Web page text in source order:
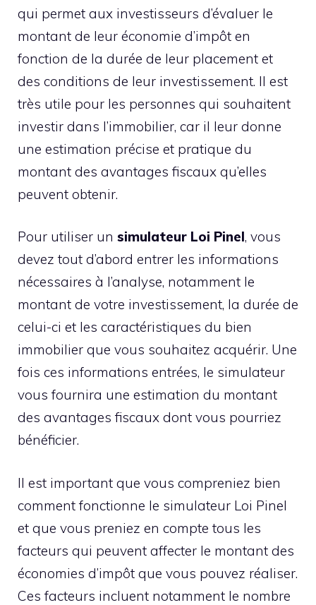
qui permet aux investisseurs d’évaluer le
montant de leur économie d’impôt en
fonction de la durée de leur placement et
des conditions de leur investissement. Il est
très utile pour les personnes qui souhaitent
investir dans l’immobilier, car il leur donne
une estimation précise et pratique du
montant des avantages fiscaux qu’elles
peuvent obtenir.
Pour utiliser un simulateur Loi Pinel, vous
devez tout d’abord entrer les informations
nécessaires à l’analyse, notamment le
montant de votre investissement, la durée de
celui-ci et les caractéristiques du bien
immobilier que vous souhaitez acquérir. Une
fois ces informations entrées, le simulateur
vous fournira une estimation du montant
des avantages fiscaux dont vous pourriez
bénéficier.
Il est important que vous compreniez bien
comment fonctionne le simulateur Loi Pinel
et que vous preniez en compte tous les
facteurs qui peuvent affecter le montant des
économies d’impôt que vous pouvez réaliser.
Ces facteurs incluent notamment le nombre